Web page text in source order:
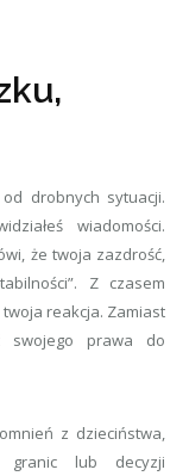
drobnych sytuacji.
wiadomości.
że twoja zazdrość,
Z czasem
reakcja. Zamiast
swojego prawa do
z dzieciństwa,
granic lub decyzji